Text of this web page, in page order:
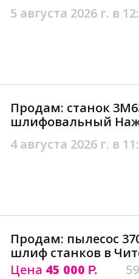
5 августа 2026 г. в
Продам: станок
шлифовальный
4 августа 2026 г. в
Продам: пылесос
шлиф станков в
Цена 45 000 Р.